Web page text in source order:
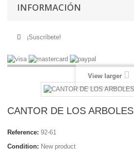
INFORMACIÓN
¡Suscríbete!
View larger
CANTOR DE LOS ARBOLES
Reference: 92-61
Condition: New product